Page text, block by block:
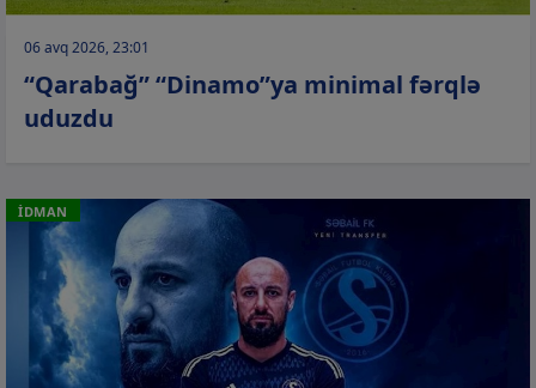
06 avq 2026, 23:01
“Qarabağ” “Dinamo”ya minimal fərqlə
uduzdu
İDMAN